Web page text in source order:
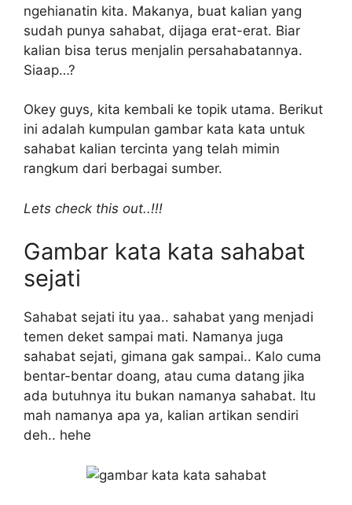
ngehianatin kita. Makanya, buat kalian yang
sudah punya sahabat, dijaga erat-erat. Biar
kalian bisa terus menjalin persahabatannya.
Siaap…?
Okey guys, kita kembali ke topik utama. Berikut
ini adalah kumpulan gambar kata kata untuk
sahabat kalian tercinta yang telah mimin
rangkum dari berbagai sumber.
Lets check this out..!!!
Gambar kata kata sahabat
sejati
Sahabat sejati itu yaa.. sahabat yang menjadi
temen deket sampai mati. Namanya juga
sahabat sejati, gimana gak sampai.. Kalo cuma
bentar-bentar doang, atau cuma datang jika
ada butuhnya itu bukan namanya sahabat. Itu
mah namanya apa ya, kalian artikan sendiri
deh.. hehe